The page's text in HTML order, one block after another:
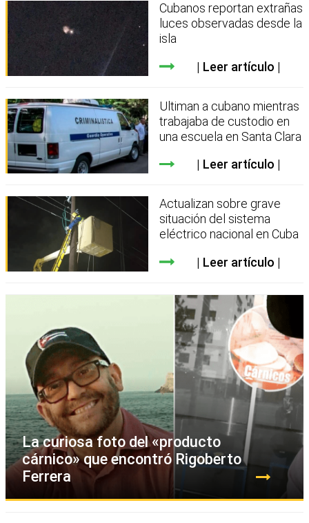
Cubanos reportan extrañas
luces observadas desde la
isla
Leer artículo
Ultiman a cubano mientras
trabajaba de custodio en
una escuela en Santa Clara
Leer artículo
Actualizan sobre grave
situación del sistema
eléctrico nacional en Cuba
Leer artículo
La curiosa foto del «producto
cárnico» que encontró Rigoberto
Ferrera